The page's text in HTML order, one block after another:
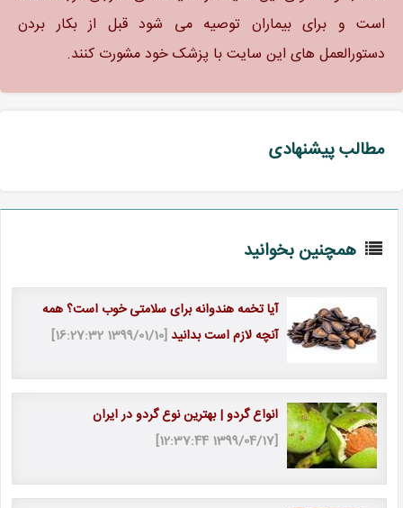
است و برای بیماران توصیه می شود قبل از بکار بردن
دستورالعمل های این سایت با پزشک خود مشورت کنند.
مطالب پیشنهادی
همچنین بخوانید
آیا تخمه هندوانه برای سلامتی خوب است؟ همه
آنچه لازم است بدانید[1399/01/10 16:27:32]
انواع گردو | بهترین نوع گردو در ایران
[1399/04/17 12:37:44]